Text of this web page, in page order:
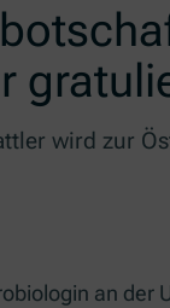
wird zur
an der